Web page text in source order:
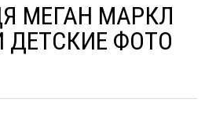
МЕГАН МАРКЛ
ФОТО